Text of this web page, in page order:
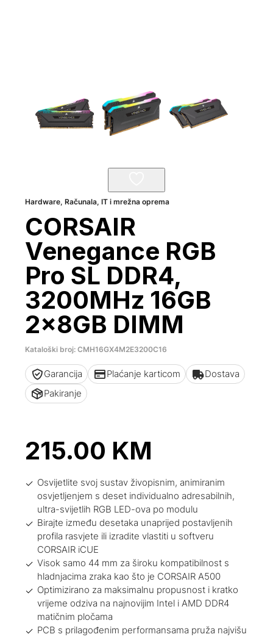
Hardware,Računala, IT i mrežna oprema
CORSAIR
Venegance RGB
Pro SL DDR4,
3200MHz 16GB
2x8GB DIMM
Kataloški broj: CMH16GX4M2E3200C16
Garancija Plaćanje karticom
Dostava
Pakiranje
215.00 KM
Osvijetlite svoj sustav živopisnim, animiranim
osvjetljenjem s deset individualno adresabilnih,
ultra-svijetlih RGB LED-ova po modulu
Birajte između desetaka unaprijed postavljenih
profila rasvjete ili izradite vlastiti u softveru
CORSAIR iCUE
Visok samo 44 mm za široku kompatibilnost s
hladnjacima zraka kao što je CORSAIR A500
Optimizirano za maksimalnu propusnost i kratko
vrijeme odziva na najnovijim Intel i AMD DDR4
matičnim pločama
PCB s prilagođenim performansama pruža najvišu